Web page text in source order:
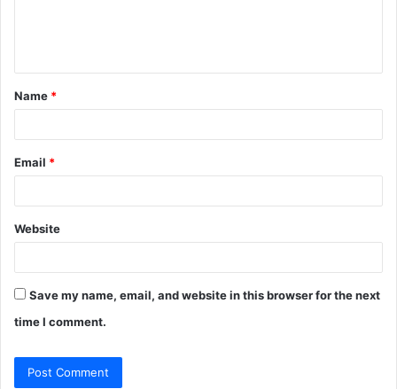
t
*
Name *
Email *
Website
Save my name, email, and website in this browser for the next
time I comment.